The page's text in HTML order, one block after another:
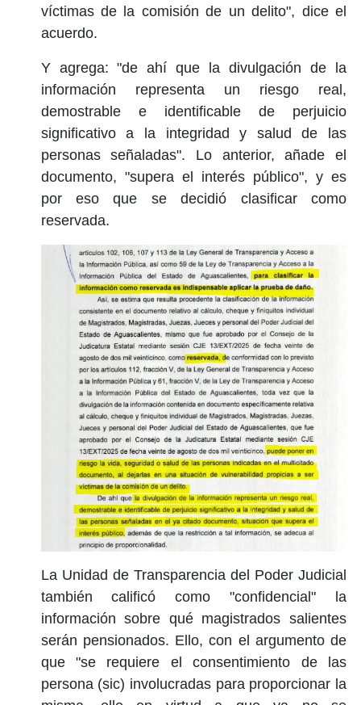
víctimas de la comisión de un delito", dice el
acuerdo.
Y agrega: "de ahí que la divulgación de la
información representa un riesgo real,
demostrable e identificable de perjuicio
significativo a la integridad y salud de las
personas señaladas". Lo anterior, añade el
documento, "supera el interés público", y es
por eso que se decidió clasificar como
reservada.
La Unidad de Transparencia del Poder Judicial
también calificó como "confidencial" la
información sobre qué magistrados salientes
serán pensionados. Ello, con el argumento de
que "se requiere el consentimiento de las
persona (sic) involucradas para proporcionar la